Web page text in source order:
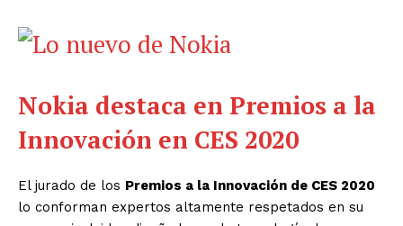
Nokia destaca en Premios a la
Innovación en CES 2020
El jurado de los Premios a la Innovación de CES 2020
lo conforman expertos altamente respetados en su